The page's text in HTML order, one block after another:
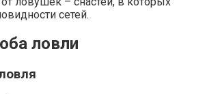
сетей.
ловли